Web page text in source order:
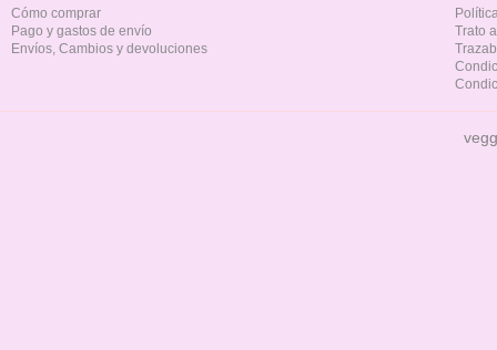
Cómo comprar
Pago y gastos de envío
Envíos, Cambios y devoluciones
Trato